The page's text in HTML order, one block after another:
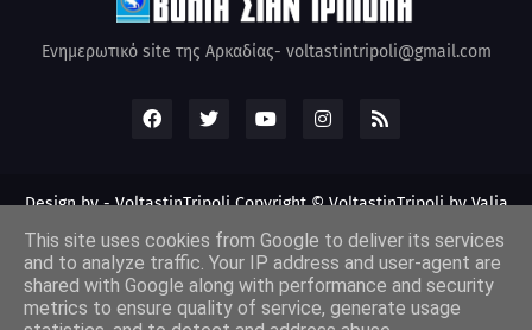
Ενημερωτικό site της Αρκαδίας- voltastintripoli@gmail.com
Design by -VoltastinTripoliCopyright © VoltastinTripoli by Valia
This site uses cookies from Google to deliver its services
and to analyze traffic. Your IP address and user-agent are
shared with Google along with performance and security
metrics to ensure quality of service, generate usage